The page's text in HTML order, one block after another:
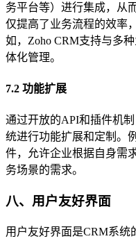
务平台等）进行集成，从
仅提高了业务流程的效率
如，Zoho CRM支持与多
体化管理。
7.2 功能扩展
通过开放的API和插件机
统进行功能扩展和定制。
件，允许企业根据自身需
务场景的需求。
八、用户友好界面
用户友好界面是CRM系统